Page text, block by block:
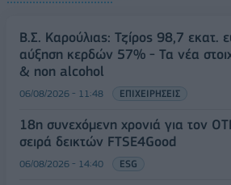
Β.Σ. Καρούλιας: Τζίρος 98,7 εκατ.
αύξηση κερδών 57% - Τα νέα
& non alcohol
06/08/2026 - 11:48 ΕΠΙΧΕΙΡΗΣΕΙΣ
18η συνεχόμενη χρονιά για τον
σειρά δεικτών FTSE4Good
06/08/2026 - 14:40 ESG